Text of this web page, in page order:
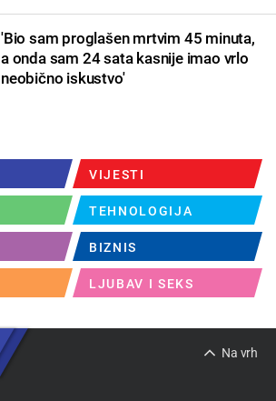
'Bio sam proglašen mrtvim 45 minuta,
a onda sam 24 sata kasnije imao vrlo
neobično iskustvo'
VIJESTI
TEHNOLOGIJA
BIZNIS
LJUBAV I SEKS
Na vrh